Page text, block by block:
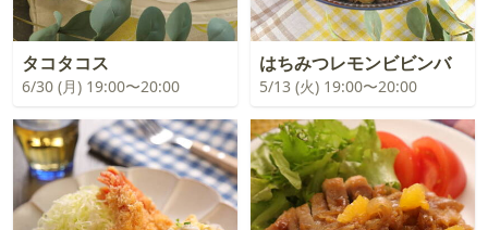
タコタコス
6/30 (月) 19:00〜20:00
はちみつレモンビビンバ
5/13 (火) 19:00〜20:00